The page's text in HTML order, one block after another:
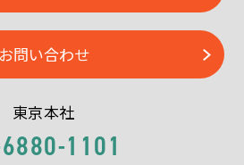
お問い合わせ
東京本社
1101